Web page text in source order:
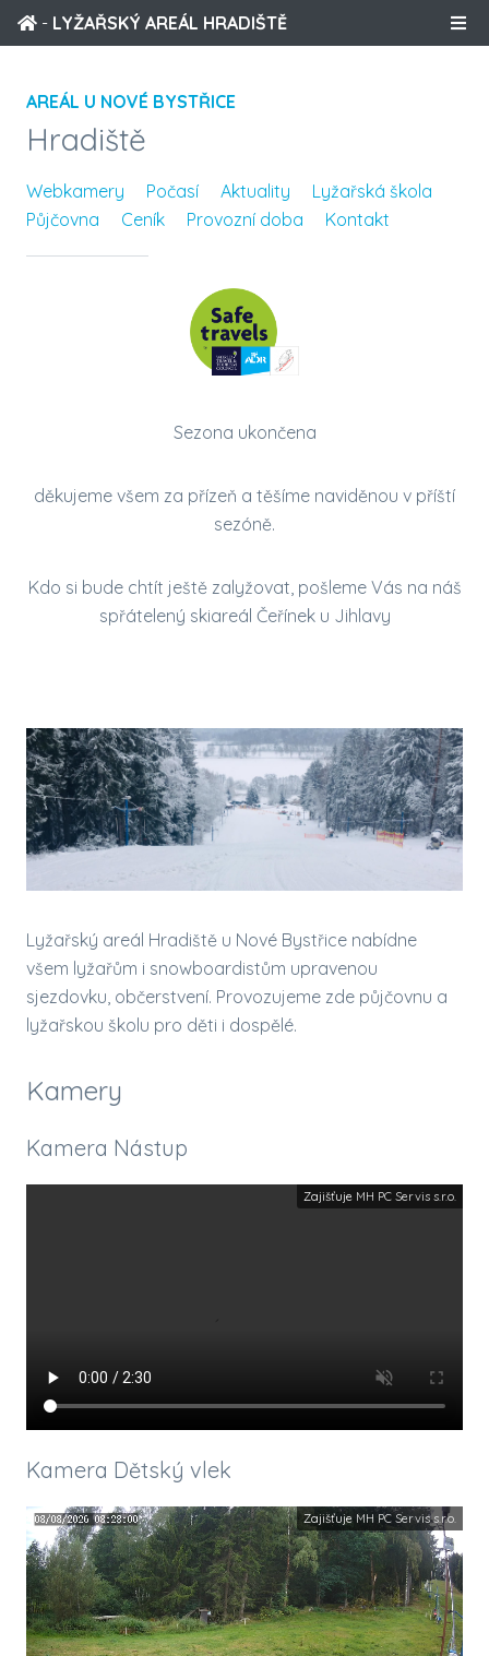
- LYŽAŘSKÝ AREÁL HRADIŠTĚ
AREÁL U NOVÉ BYSTŘICE
Hradiště
Webkamery Počasí Aktuality
Lyžařská škola
Půjčovna
Ceník Provozní doba Kontakt
Sezona ukončena
děkujeme všem za přízeň a těšíme naviděnou v příští
sezóně.
Kdo si bude chtít ještě zalyžovat, pošleme Vás na náš
spřátelený skiareál Čeřínek u Jihlavy
Lyžařský areál Hradiště u Nové Bystřice nabídne
všem lyžařům i snowboardistům upravenou
sjezdovku, občerstvení. Provozujeme zde půjčovnu a
lyžařskou školu pro děti i dospělé.
Kamery
Kamera Nástup
Zajišťuje MH PC Servis s.r.o.
Kamera Dětský vlek
Zajišťuje MH PC Servis s.r.o.